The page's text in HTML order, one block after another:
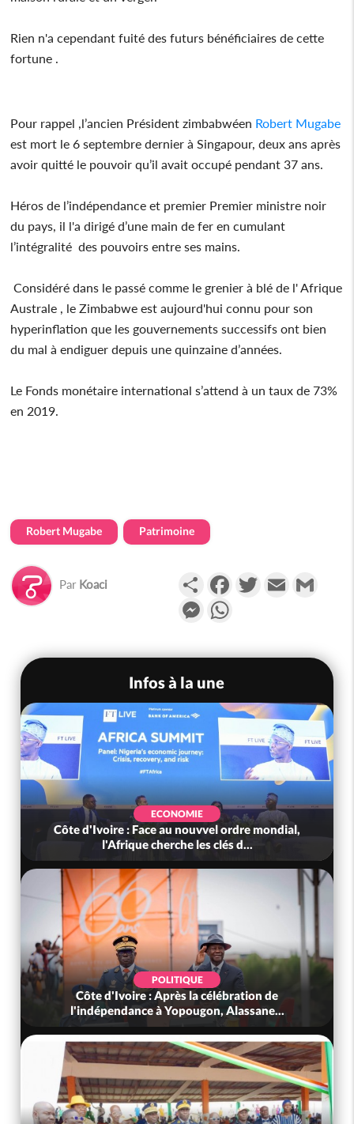
Rien n'a cependant fuité des futurs bénéficiaires de cette
fortune .
Pour rappel ,l’ancien Président zimbabwéen Robert Mugabe
est mort le 6 septembre dernier à Singapour, deux ans après
avoir quitté le pouvoir qu’il avait occupé pendant 37 ans.
Héros de l’indépendance et premier Premier ministre noir
du pays, il l'a dirigé d’une main de fer en cumulant
l’intégralité des pouvoirs entre ses mains.
Considéré dans le passé comme le grenier à blé de l' Afrique
Australe , le Zimbabwe est aujourd'hui connu pour son
hyperinflation que les gouvernements successifs ont bien
du mal à endiguer depuis une quinzaine d’années.
Le Fonds monétaire international s’attend à un taux de 73%
en 2019.
Robert Mugabe Patrimoine
Par Koaci PartagerFacebookTwitterEmail
Messenger
Infos à la une
ECONOMIE
Côte d'Ivoire : Face au nouvvel ordre mondial,
l'Afrique cherche les clés d...
POLITIQUE
Côte d'Ivoire : Après la célébration de
l'indépendance à Yopougon, Alassane...